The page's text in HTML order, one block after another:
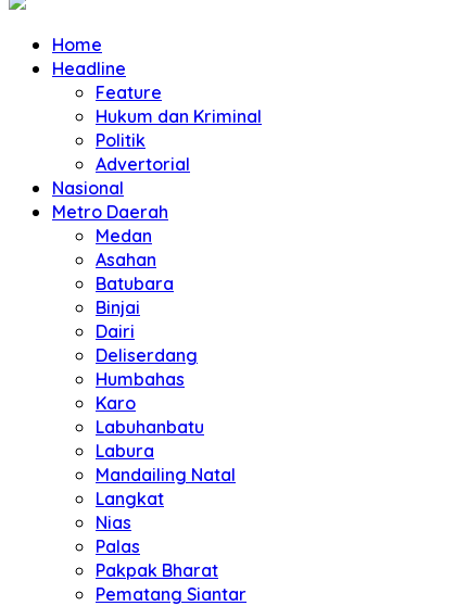
Home
Headline
Feature
Hukum dan Kriminal
Politik
Advertorial
Nasional
Metro Daerah
Medan
Asahan
Batubara
Binjai
Dairi
Deliserdang
Humbahas
Karo
Labuhanbatu
Labura
Mandailing Natal
Langkat
Nias
Palas
Pakpak Bharat
Pematang Siantar